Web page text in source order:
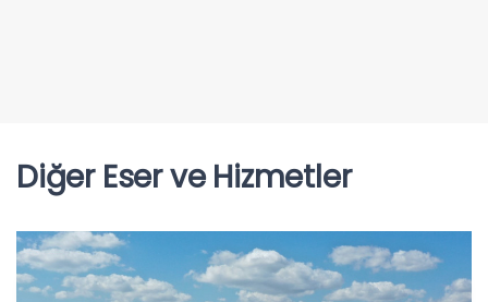
Diğer Eser ve Hizmetler